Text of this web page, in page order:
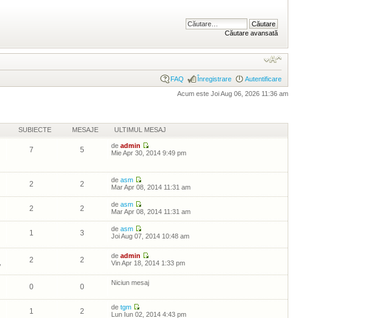
Căutare avansată
FAQ Înregistrare
Autentificare
Acum este Joi Aug 06, 2026 11:36 am
SUBIECTE MESAJE ULTIMUL MESAJ
7 5 de admin
Mie Apr 30, 2014 9:49 pm
2 2 de asm
Mar Apr 08, 2014 11:31 am
2 2 de asm
Mar Apr 08, 2014 11:31 am
1 3 de asm
Joi Aug 07, 2014 10:48 am
2 2 de admin
Vin Apr 18, 2014 1:33 pm
0 0 Niciun mesaj
1 2 de tgm
Lun Iun 02, 2014 4:43 pm